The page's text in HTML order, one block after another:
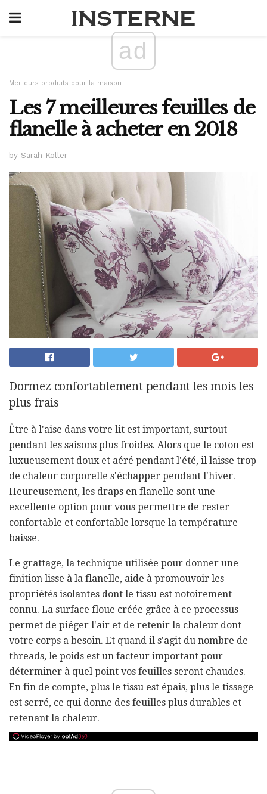
ad
Meilleurs produits pour la maison
Les 7 meilleures feuilles de
flanelle à acheter en 2018
by Sarah Koller
Dormez confortablement pendant les mois les
plus frais
Être à l'aise dans votre lit est important, surtout
pendant les saisons plus froides. Alors que le coton est
luxueusement doux et aéré pendant l'été, il laisse trop
de chaleur corporelle s'échapper pendant l'hiver.
Heureusement, les draps en flanelle sont une
excellente option pour vous permettre de rester
confortable et confortable lorsque la température
baisse.
Le grattage, la technique utilisée pour donner une
finition lisse à la flanelle, aide à promouvoir les
propriétés isolantes dont le tissu est notoirement
connu. La surface floue créée grâce à ce processus
permet de piéger l'air et de retenir la chaleur dont
votre corps a besoin. Et quand il s'agit du nombre de
threads, le poids est un facteur important pour
déterminer à quel point vos feuilles seront chaudes.
En fin de compte, plus le tissu est épais, plus le tissage
est serré, ce qui donne des feuilles plus durables et
retenant la chaleur.